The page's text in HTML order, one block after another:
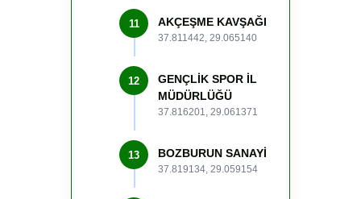
11 AKÇEŞME KAVŞAĞI
37.811442, 29.065140
12
GENÇLİK SPOR İL
MÜDÜRLÜĞÜ
37.816201, 29.061371
13 BOZBURUN SANAYİ
37.819134, 29.059154